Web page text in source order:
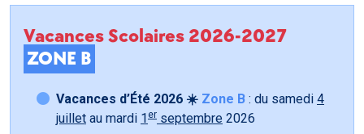
Vacances Scolaires 2026-2027
ZONE B
Vacances d’Été 2026 ☀️ Zone B : du samedi 4
juillet au mardi 1 er septembre 2026